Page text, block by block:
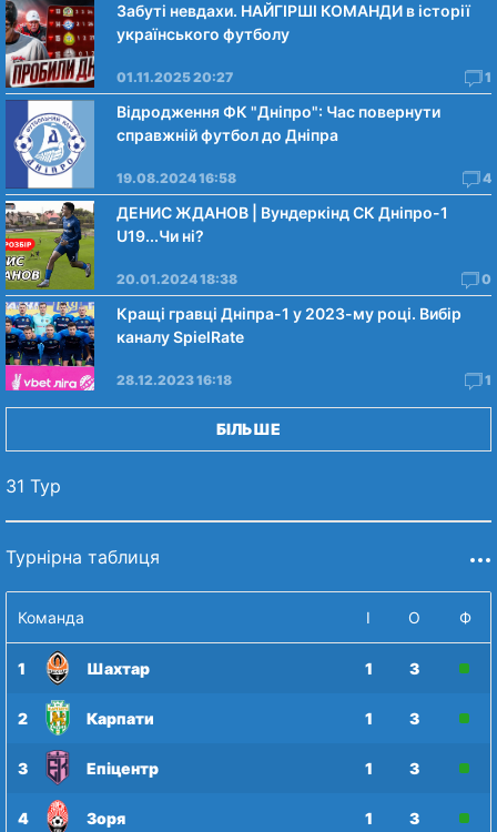
Забуті невдахи. НАЙГІРШІ КОМАНДИ в історії
українського футболу
01.11.2025 20:27 1
Відродження ФК "Дніпро": Час повернути
справжній футбол до Дніпра
19.08.2024 16:58 4
ДЕНИС ЖДАНОВ | Вундеркінд СК Дніпро-1
U19...Чи нi?
20.01.2024 18:38 0
Кращі гравці Дніпра-1 у 2023-му році. Вибiр
каналу SpielRate
28.12.2023 16:18 1
БІЛЬШЕ
31 Тур
Турнірна таблиця
Команда І О Ф
1 Шахтар 1 3
2 Карпати 1 3
3 Епіцентр 1 3
4 Зоря 1 3